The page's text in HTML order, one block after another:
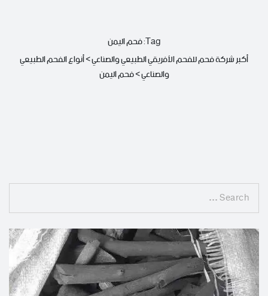
Tag: فحم اليمن
أكبر شركة فحم للفحم الأفريقي الطبيعي والصناعي>أنواع الفحم الطبيعي
والصناعي>فحم اليمن
Search
Search